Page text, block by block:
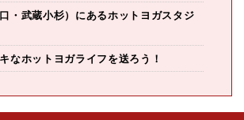
・武蔵小杉）にあるホットヨガスタジ
なホットヨガライフを送ろう！